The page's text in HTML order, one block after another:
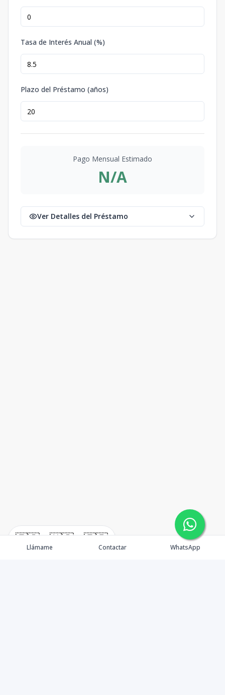
🇪🇸 🇺🇸 🇫🇷
Tasa de Interés Anual (%)
Plazo del Préstamo (años)
Pago Mensual Estimado
N/A
Ver Detalles del Préstamo
Llámame Contactar WhatsApp